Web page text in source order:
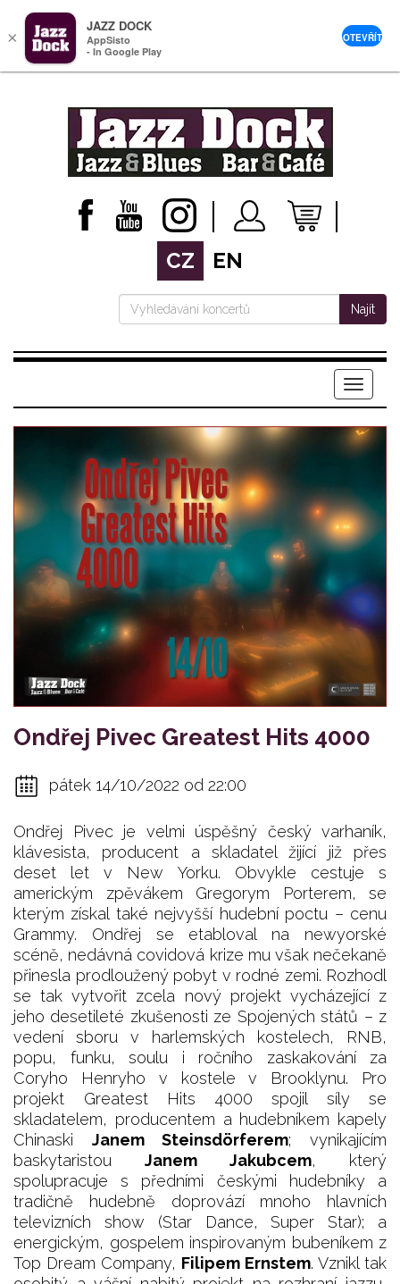
CZ EN
Najít
Menu
Ondřej Pivec Greatest Hits 4000
pátek 14/10/2022 od 22:00
Ondřej Pivec je velmi úspěšný český varhaník,
klávesista, producent a skladatel žijící již přes
deset let v New Yorku. Obvykle cestuje s
americkým zpěvákem Gregorym Porterem, se
kterým získal také nejvyšší hudební poctu – cenu
Grammy. Ondřej se etabloval na newyorské
scéně, nedávná covidová krize mu však nečekaně
přinesla prodloužený pobyt v rodné zemi. Rozhodl
se tak vytvořit zcela nový projekt vycházející z
jeho desetileté zkušenosti ze Spojených států – z
vedení sboru v harlemských kostelech, RNB,
popu, funku, soulu i ročního zaskakování za
Coryho Henryho v kostele v Brooklynu. Pro
projekt Greatest Hits 4000 spojil síly se
skladatelem, producentem a hudebníkem kapely
Chinaski Janem Steinsdörferem; vynikajícím
baskytaristou Janem Jakubcem, který
spolupracuje s předními českými hudebníky a
tradičně hudebně doprovází mnoho hlavních
televizních show (Star Dance, Super Star); a
energickým, gospelem inspirovaným bubeníkem z
Top Dream Company, Filipem Ernstem. Vznikl tak
×
JAZZ DOCK
AppSisto
- In Google Play
OTEVŘÍT